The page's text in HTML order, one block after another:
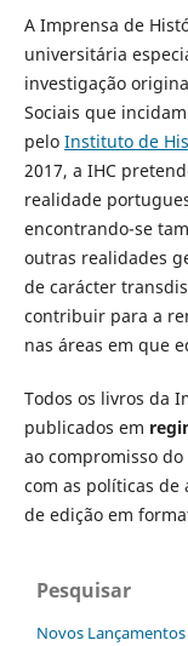
A Imprensa de
universitária
investigação
Sociais que
pelo Instituto de
2017, a IHC
realidade
encontrando-se
outras realidades
de carácter
contribuir para a
nas áreas em que
Todos os livros da
publicados em
ao compromisso
com as políticas de
de edição em
Pesquisar
Novos Lançamentos